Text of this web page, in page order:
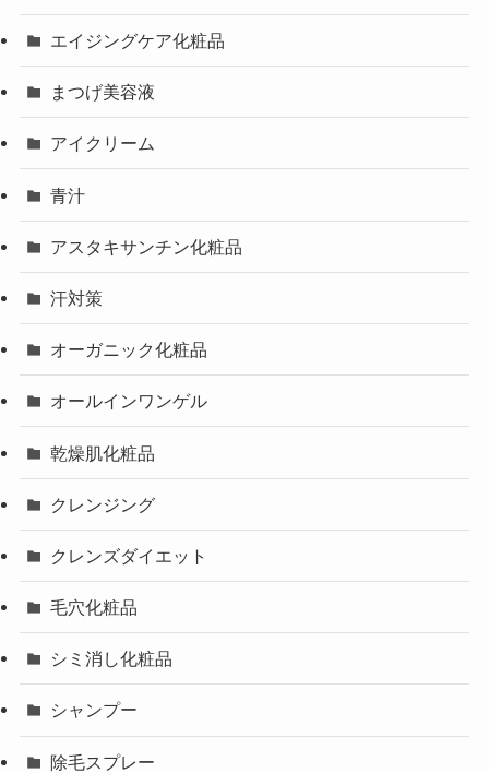
エイジングケア化粧品
まつげ美容液
アイクリーム
青汁
アスタキサンチン化粧品
汗対策
オーガニック化粧品
オールインワンゲル
乾燥肌化粧品
クレンジング
クレンズダイエット
毛穴化粧品
シミ消し化粧品
シャンプー
除毛スプレー